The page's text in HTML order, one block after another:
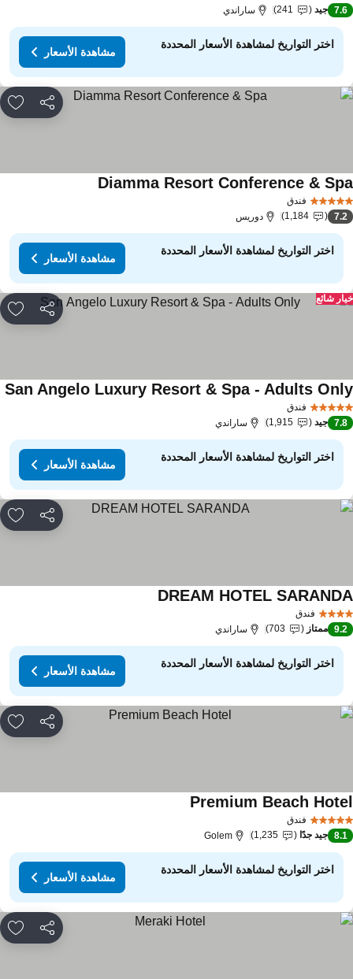
7.6 جيد 241 ساراندي
اختر التواريخ لمشاهدة الأسعار المحددة
مشاهدة الأسعار
مشاركة
فندق
Diamma Resort Conference &
7.2
1,184 دوريس
اختر التواريخ لمشاهدة الأسعار المحددة
مشاهدة الأسعار
مشاركة
شائع
فندق
San Angelo Luxury Resort & Spa - Adults
7.8 جيد 1,915 ساراندي
اختر التواريخ لمشاهدة الأسعار المحددة
مشاهدة الأسعار
مشاركة
فندق
DREAM HOTEL
9.2 ممتاز 703 ساراندي
اختر التواريخ لمشاهدة الأسعار المحددة
مشاهدة الأسعار
مشاركة
فندق
Premium Beach
8.1 جيد جدًا 1,235
Golem
اختر التواريخ لمشاهدة الأسعار المحددة
مشاهدة الأسعار
مشاركة